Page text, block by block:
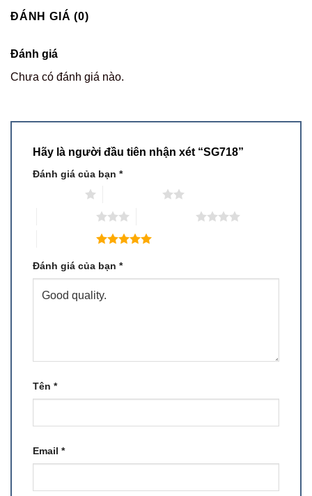
ĐÁNH GIÁ (0)
Đánh giá
Chưa có đánh giá nào.
Hãy là người đầu tiên nhận xét “SG718”
Đánh giá của bạn *
Đánh giá của bạn *
Tên *
Email *